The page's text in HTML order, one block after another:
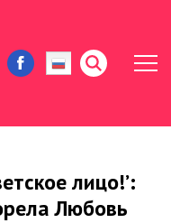
лицо!’:
Любовь